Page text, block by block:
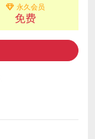
永久会员
免费